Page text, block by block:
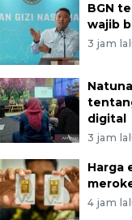
BGN
wajib
3 jam
digital
3 jam
Harga
4 jam